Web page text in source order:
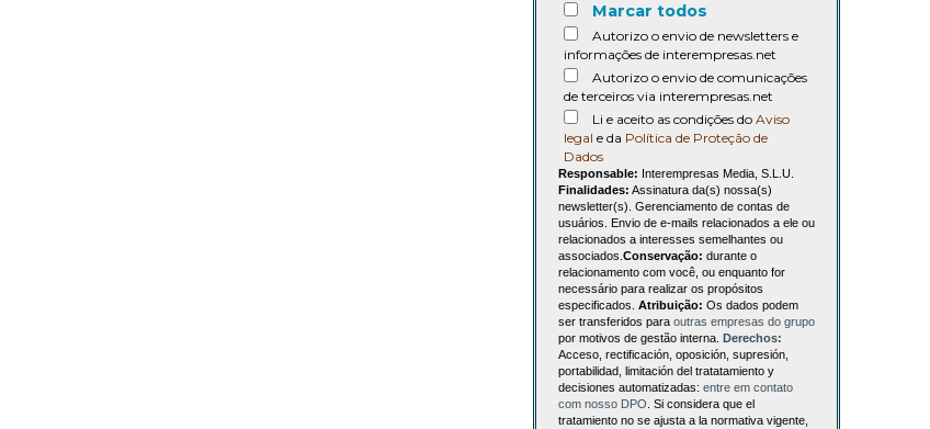
Marcar todos
Autorizo o envio de newsletters e
informações de interempresas.net
Autorizo o envio de comunicações
de terceiros via interempresas.net
Li e aceito as condições do Aviso
legal e da Política de Proteção de
Dados
Responsable: Interempresas Media, S.L.U.
Finalidades: Assinatura da(s) nossa(s)
newsletter(s). Gerenciamento de contas de
usuários. Envio de e-mails relacionados a ele ou
relacionados a interesses semelhantes ou
associados. Conservação: durante o
relacionamento com você, ou enquanto for
necessário para realizar os propósitos
especificados. Atribuição: Os dados podem
ser transferidos para outras empresas do grupo
por motivos de gestão interna. Derechos:
Acceso, rectificación, oposición, supresión,
portabilidad, limitación del tratatamiento y
decisiones automatizadas: entre em contato
com nosso DPO . Si considera que el
tratamiento no se ajusta a la normativa vigente,